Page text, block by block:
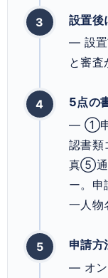
設置後
— 設置
と審査
5点の
— ①申
認書
真⑤通
ー。申
一人物
申請方
— オン